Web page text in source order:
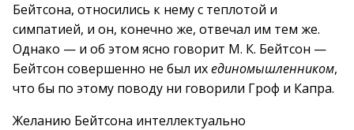
Бейтсона, относились к нему с теплотой и
симпатией, и он, конечно же, отвечал им тем же.
Однако — и об этом ясно говорит М. К. Бейтсон —
Бейтсон совершенно не был ихединомышленником,
что бы по этому поводу ни говорили Гроф и Капра.
Желанию Бейтсона интеллектуально